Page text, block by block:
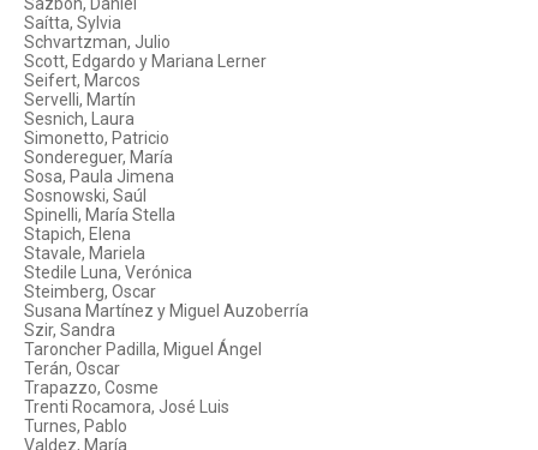
Saítta, Sylvia
Schvartzman, Julio
Scott, Edgardo y Mariana Lerner
Seifert, Marcos
Servelli, Martín
Sesnich, Laura
Simonetto, Patricio
Sondereguer, María
Sosa, Paula Jimena
Sosnowski, Saúl
Spinelli, María Stella
Stapich, Elena
Stavale, Mariela
Stedile Luna, Verónica
Steimberg, Oscar
Susana Martínez y Miguel Auzoberría
Szir, Sandra
Taroncher Padilla, Miguel Ángel
Terán, Oscar
Trapazzo, Cosme
Trenti Rocamora, José Luis
Turnes, Pablo
Valdez, María